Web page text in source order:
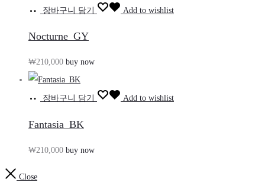
장바구니 담기 Add to wishlist
Nocturne_GY
₩210,000 buy now
장바구니 담기 Add to wishlist
Fantasia_BK
₩210,000 buy now
Close